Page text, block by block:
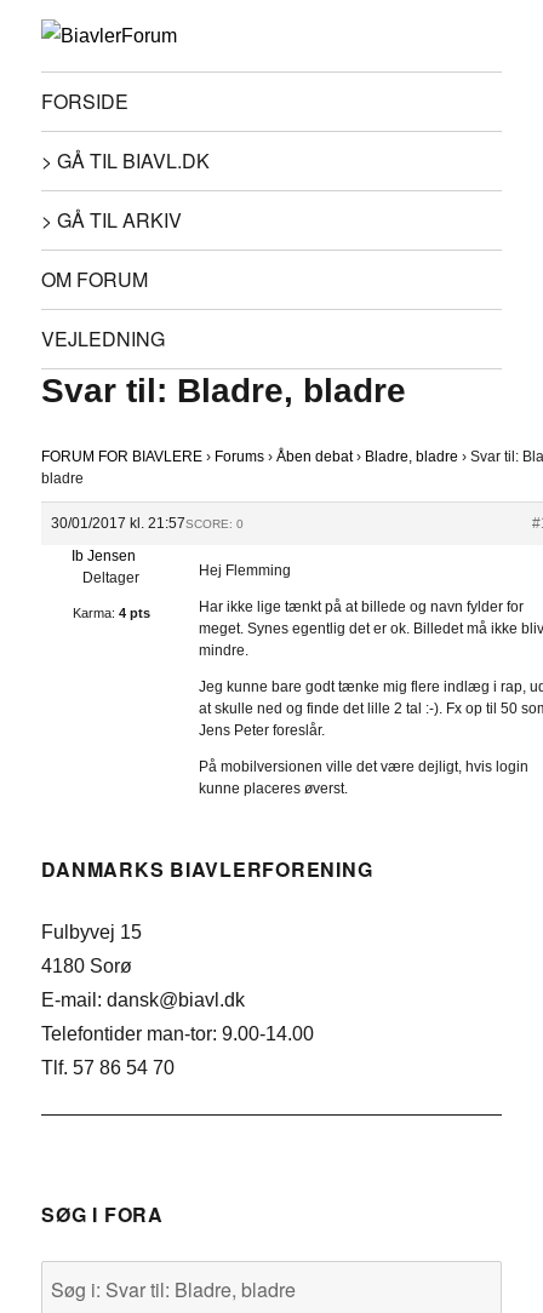
FORSIDE
> GÅ TIL BIAVL.DK
> GÅ TIL ARKIV
OM FORUM
VEJLEDNING
Svar til: Bladre, bladre
FORUM FOR BIAVLERE › Forums › Åben debat › Bladre, bladre › Svar til:
bladre
30/01/2017 kl. 21:57SCORE: 0
Ib Jensen
Deltager
Karma: 4 pts
Hej Flemming
Har ikke lige tænkt på at billede og navn fylder for
meget. Synes egentlig det er ok. Billedet må ikke
mindre.
Jeg kunne bare godt tænke mig flere indlæg i rap,
at skulle ned og finde det lille 2 tal :-). Fx op til 50
Jens Peter foreslår.
På mobilversionen ville det være dejligt, hvis login
kunne placeres øverst.
DANMARKS BIAVLERFORENING
Fulbyvej 15
4180 Sorø
E-mail: dansk@biavl.dk
Telefontider man-tor: 9.00-14.00
Tlf. 57 86 54 70
SØG I FORA